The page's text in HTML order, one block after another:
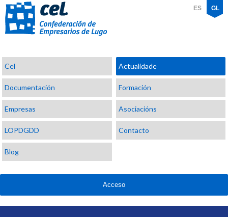
Confederación
de
Empresarios
de
Lugo
ES GL
Cel Actualidade
Documentación Formación
Empresas Asociacións
LOPDGDD Contacto
Blog
Acceso